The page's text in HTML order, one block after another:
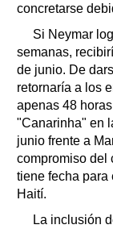
concretarse
Si Neymar
semanas,
de junio. De
retornaría a los
apenas 48
"Canarinha" en
junio frente a
compromiso del
tiene fecha
Haití.
La inclusión